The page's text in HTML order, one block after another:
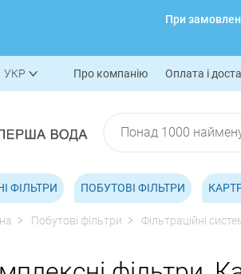
При
УКР Про компанію Оплата і
ФІЛЬТРИ ПОБУТОВІ ФІЛЬТРИ
Побутові фільтри Фільтраційні